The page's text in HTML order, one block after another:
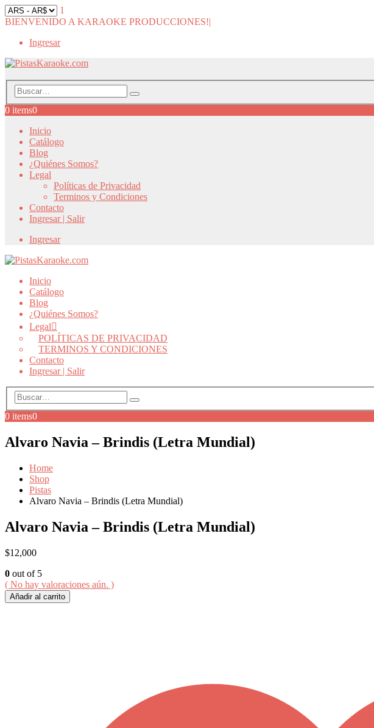
1
BIENVENIDO A KARAOKE PRODUCCIONES!|
Ingresar
0 items0
Inicio
Catálogo
Blog
¿Quiénes Somos?
Legal
Políticas de Privacidad
Terminos y Condiciones
Contacto
Ingresar | Salir
Ingresar
Inicio
Catálogo
Blog
¿Quiénes Somos?
Legal
POLÍTICAS DE PRIVACIDAD
TERMINOS Y CONDICIONES
Contacto
Ingresar | Salir
0 items0
Alvaro Navia – Brindis (Letra Mundial)
Home
Shop
Pistas
Alvaro Navia – Brindis (Letra Mundial)
Alvaro Navia – Brindis (Letra Mundial)
$12,000
0 out of 5
( No hay valoraciones aún. )
Añadir al carrito